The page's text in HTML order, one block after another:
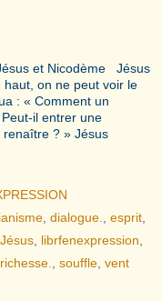
et Nicodème Jésus
haut, on ne peut voir le
: « Comment un
il entrer une
? » Jésus
,dialogue. ,esprit
Jésus librfenexpression
richesse. souffle vent